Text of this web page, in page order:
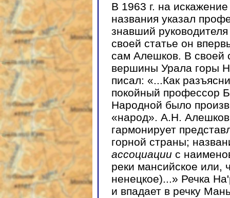
В 1963 г. на
названия указал
знавший
своей статье он
сам Алешков. В своей
вершины Урала горы
писал: «...Как
покойный профессор
Народной было
«народ». А.Н. Алешков
гармонирует
горной страны;
ассоциации с
реки мансийское или,
ненецкое)...» Речка
и впадает в речку